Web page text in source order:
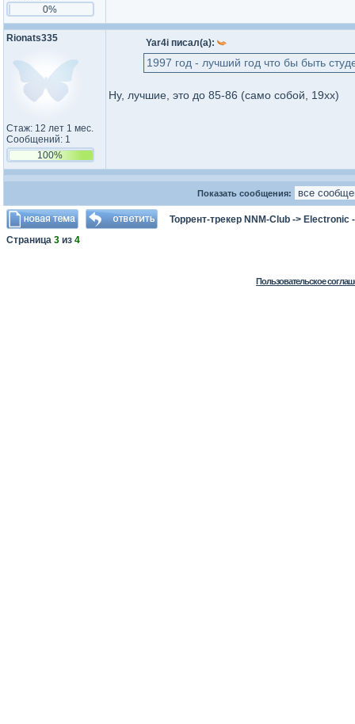
0%
Rionats335
Стаж: 12 лет 1 мес.
Сообщений: 1
100%
Yar4i писал(а):
1997 год - лучший год что бы быть
Ну, лучшие, это до 85-86 (само собой, 19хх)
Показать сообщения:
Торрент-трекер NNM-Club -> Electronic
Страница 3 из 4
Пользовательское